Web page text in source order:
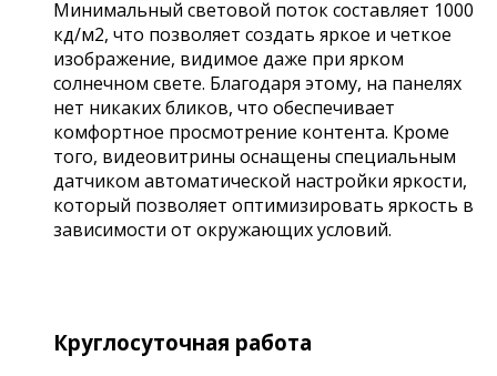
Минимальный световой поток составляет 1000
кд/м2, что позволяет создать яркое и четкое
изображение, видимое даже при ярком
солнечном свете. Благодаря этому, на панелях
нет никаких бликов, что обеспечивает
комфортное просмотрение контента. Кроме
того, видеовитрины оснащены специальным
датчиком автоматической настройки яркости,
который позволяет оптимизировать яркость в
зависимости от окружающих условий.
Круглосуточная работа